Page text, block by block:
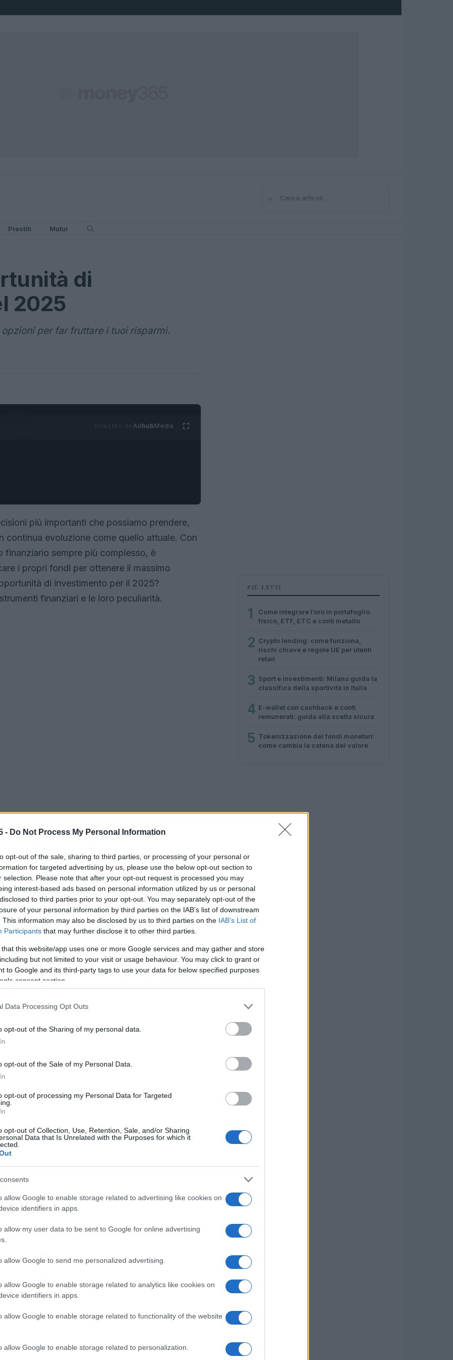
- Do Not Process My Personal Information
opt-out of the sale, sharing to third parties, or processing of your personal or
for targeted advertising by us, please use the below opt-out section to
selection. Please note that after your opt-out request is processed you may
interest-based ads based on personal information utilized by us or personal
to third parties prior to your opt-out. You may separately opt-out of the
of your personal information by third parties on the IAB’s list of downstream
This information may also be disclosed by us to third parties on the IAB’s List of
Participants that may further disclose it to other third parties.
that this website/app uses one or more Google services and may gather and store
but not limited to your visit or usage behaviour. You may click to grant or
to Google and its third-party tags to use your data for below specified purposes
consent section.
Data Processing Opt Outs
opt-out of the Sharing of my personal data.
opt-out of the Sale of my Personal Data.
opt-out of processing my Personal Data for Targeted
opt-out of Collection, Use, Retention, Sale, and/or Sharing
Data that Is Unrelated with the Purposes for which it
allow Google to enable storage related to advertising like cookies on
identifiers in apps.
allow my user data to be sent to Google for online advertising
allow Google to send me personalized advertising.
allow Google to enable storage related to analytics like cookies on
identifiers in apps.
allow Google to enable storage related to functionality of the website
allow Google to enable storage related to personalization.
⌕Cerca
Prestiti Mutui
di
2025
per far fruttare i tuoi risparmi.
AdhubMedia
più importanti che possiamo prendere,
evoluzione come quello attuale. Con
finanziario sempre più complesso, è
i propri fondi per ottenere il massimo
di investimento per il 2025?
finanziari e le loro peculiarità.
sicura
un’opzione piuttosto sicura per coloro che
senza esporsi a rischi eccessivi. Nel
di interesse competitivi, sia per i conti liberi
I conti deposito liberi consentono di
mentre quelli vincolati offrono rendimenti
al prelievo.
il mio primo conto deposito. Ero un po’
miei risparmi stavano crescendo senza troppi
d’interesse che iniziano a risalire, potrebbe
questa opzione. Le banche online, in
che meritano attenzione.
intramontabile
in considerazione sono i buoni fruttiferi postali.
offrono rendimenti garantiti e la sicurezza di
i tassi di interesse sono stati rivisti, e ci
le sue caratteristiche. È importante informarsi
fruttiferi postali una scelta rassicurante. Non
facilità con cui ci si può informare e
PIÙ LETTI
1
Come integrare l’oro in portafoglio:
fisico, ETF, ETC e conti metallo
2 Crypto lending: come funziona,
rischi chiave e regole UE per utenti
retail
3 Sport e investimenti: Milano guida la
classifica della sportività in Italia
4 E-wallet con cashback e conti
remunerati: guida alla scelta sicura
5 Tokenizzazione dei fondi monetari:
come cambia la catena del valore